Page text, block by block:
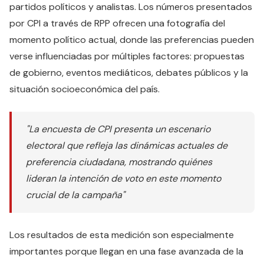
partidos políticos y analistas. Los números presentados
por CPI a través de RPP ofrecen una fotografía del
momento político actual, donde las preferencias pueden
verse influenciadas por múltiples factores: propuestas
de gobierno, eventos mediáticos, debates públicos y la
situación socioeconómica del país.
"La encuesta de CPI presenta un escenario
electoral que refleja las dinámicas actuales de
preferencia ciudadana, mostrando quiénes
lideran la intención de voto en este momento
crucial de la campaña"
Los resultados de esta medición son especialmente
importantes porque llegan en una fase avanzada de la